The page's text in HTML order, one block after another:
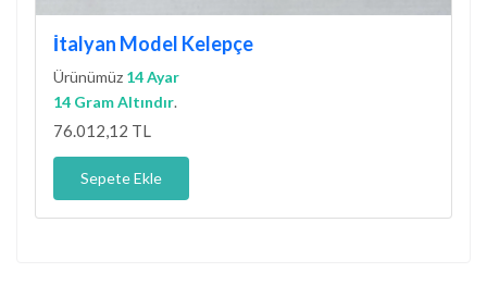
İtalyan Model Kelepçe
Ürünümüz 14 Ayar
14 Gram Altındır.
76.012,12 TL
Sepete Ekle